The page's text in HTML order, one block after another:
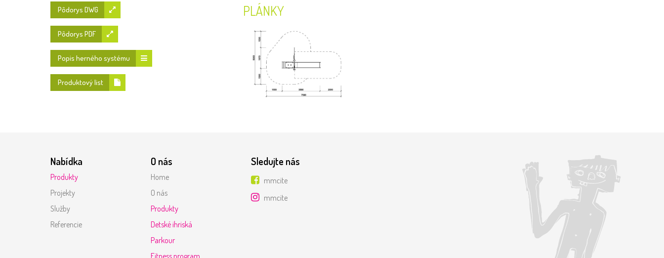
Pôdorys DWG
Pôdorys PDF
Popis herného systému
Produktový list
PLÁNKY
Nabídka
Produkty
Projekty
Služby
Referencie
O nás
Home
O nás
Produkty
Detské ihriská
Parkour
Fitness program
Sledujte nás
mmcite
mmcite